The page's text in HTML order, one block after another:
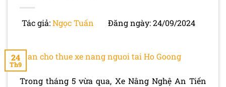
Tác giả:Ngọc Tuấn Đăng ngày: 24/09/2024
24
Th9
Trong tháng 5 vừa qua, Xe Nâng Nghệ An Tiến